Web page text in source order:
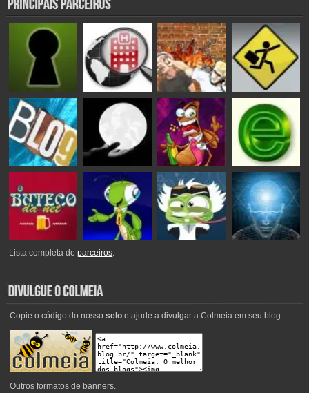
Lista completa deparceiros.
Copie o código do nosso seloe ajude a divulgar a Colmeia em seu blog.
Outros formatos de banners.